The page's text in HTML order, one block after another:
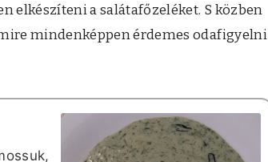
elkészíteni a salátafőzeléket. S közben
mindenképpen érdemes odafigyelni